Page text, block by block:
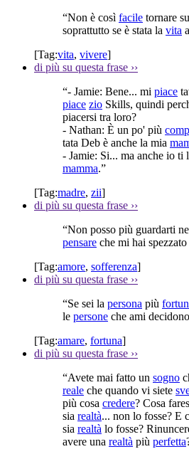
“Non è così facile tornare
soprattutto se è stata la vita
[Tag:vita, vivere]
di più su questa frase ››
“- Jamie: Bene... mi piace
piace zio Skills, quindi
piacersi tra loro?
- Nathan: È un po' più
tata Deb è anche la mia
- Jamie: Si... ma anche io ti
mamma.”
[Tag:madre, zii]
di più su questa frase ››
“Non posso più guardarti
pensare che mi hai
[Tag:amore, sofferenza]
di più su questa frase ››
“Se sei la persona più
le persone che ami
[Tag:amare, fortuna]
di più su questa frase ››
“Avete mai fatto un sogno
reale che quando vi siete
più cosa credere? Cosa
sia realtà... non lo fosse? E
sia realtà lo fosse?
avere una realtà più perfetta